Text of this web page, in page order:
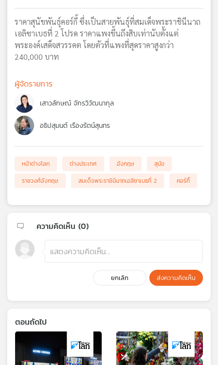
วิทยุ
เครือ
ข่าย
ราคาสุนัขพันธุ์คอร์กี้ ซึ่งเป็นสายพันธุ์ที่สมเด็จพระราชินีนาถ
เอลิซาเบธที่ 2 โปรด ราคาแพงขึ้นถึงสิบเท่านับตั้งแต่
พระองค์เสด็จสวรรคต โดยตัวที่แพงที่สุดราคาสูงกว่า
240,000 บาท
ผู้จัดรายการ
เสาวลักษณ์ จักรวิวัฒนากุล
อธิปสุมนต์ เรืองรัตน์สุนทร
หน้าต่างโลก ต่างประเทศ อังกฤษ
สุนัข
ราชวงศ์อังกฤษ
สมเด็จพระราชินีนาถเอลิซาเบธที่ 2 คอร์กี้
ความคิดเห็น (0)
ยกเลิก ส่งความคิดเห็น
ตอนถัดไป